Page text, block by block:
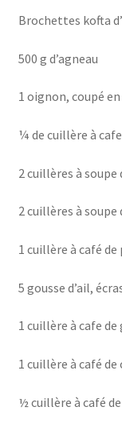
Brochettes kofta
500 g d’agneau
1 oignon, coupé en
¼ de cuillère à
2 cuillères à
2 cuillères à
1 cuillère à café de
5 gousse d’ail,
1 cuillère à cafe
1 cuillère à café
½ cuillère à café